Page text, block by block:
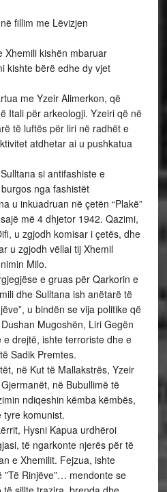
fillim me Lëvizjen
Xhemili kishën mbaruar
kishte bërë edhe dy vjet
me Yzeir Alimerkon, që
Itali për arkeologji. Yzeiri që në
të luftës për liri në radhët e
atdhetar ai u pushkatua
si antifashiste e
nga fashistët
u inkuadruan në çetën “Plakë”
më 4 dhjetor 1942. Qazimi,
u zgjodh komisar i çetës, dhe
u zgjodh vëllai tij Xhemil
Milo.
e gruas për Qarkorin e
dhe Sulltana ish anëtarë të
u bindën se vija politike që
Mugoshën, Liri Gegën
drejtë, ishte terroriste dhe e
Sadik Premtes.
në Kut të Mallakstrës, Yzeir
në Bubullimë të
ndiqeshin këmba këmbës,
komunist.
Hysni Kapua urdhëroi
të ngarkonte njerës për të
e Xhemilit. Fejzua, ishte
Rinjëve”… mendonte se